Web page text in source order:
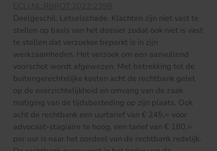
ECLI:NL:RBROT:2022:2398
Deelgeschil. Letselschade. Klachten zijn niet vast te
stellen op basis van het dossier zodat ook niet is vast
te stellen dat verzoeker beperkt is in zijn
werkzaamheden. Het verzoek om een aanvullend
voorschot wordt afgewezen. Met betrekking tot de
buitengerechtelijke kosten acht de rechtbank gelet
op de overzichtelijkheid en omvang van de zaak
matiging van de tijdsbesteding op zijn plaats. Ook
acht de rechtbank een uurtarief van € 245,= voor
advocaat-stagiaire te hoog, een tarief van € 180,=
per uur is naar het oordeel van de rechtbank redelijk.